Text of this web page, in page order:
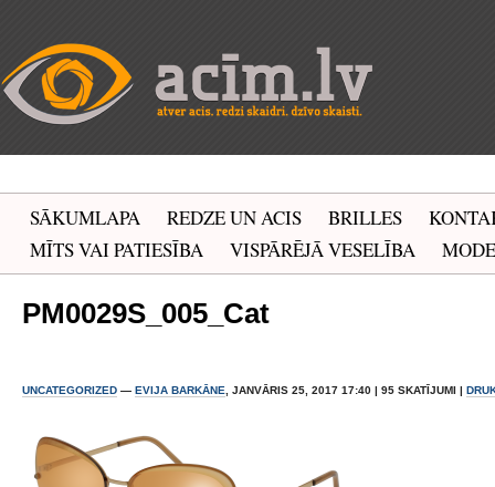
SĀKUMLAPA REDZE UN ACIS BRILLES
MĪTS VAI PATIESĪBA
VISPĀRĒJĀ VESELĪBA MODE
PM0029S_005_Cat
UNCATEGORIZED — EVIJA BARKĀNE , JANVĀRIS 25, 2017 17:40 | 95 SKATĪJUMI |